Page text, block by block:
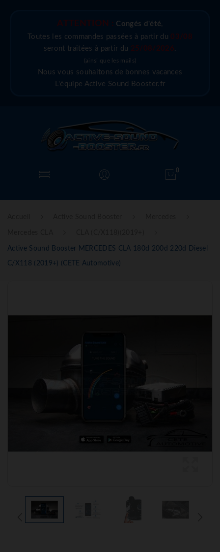
ATTENTION : Congés d'été,
Toutes les commandes passées à partir du 03/08
seront traitées à partir du 25/08/2026.
(ainsi que les mails)
Nous vous souhaitons de bonnes vacances
L'équipe Active Sound Booster.fr
0
Active Sound Booster MERCEDES CLA 180d 200d 220d Diesel
C/X118 (2019+) (CETE Automotive)